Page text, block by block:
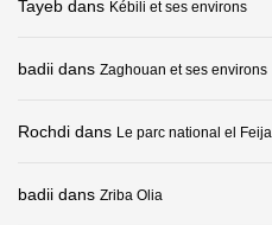
Tayeb dans Kébili et ses environs
badii dans Zaghouan et ses environs
Rochdi dans Le parc national el Feija
badii dans Zriba Olia